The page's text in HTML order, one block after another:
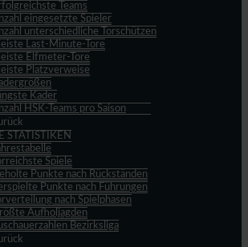
Teams
eingesetzte Spieler
unterschiedliche Torschützen
Last-Minute-Tore
Elfmeter-Tore
Platzverweise
Kader
HSK-Teams pro Saison
STATISTIKEN
Spiele
Punkte nach Rückständen
Punkte nach Führungen
nach Spielphasen
Aufholjagden
Bezirksliga